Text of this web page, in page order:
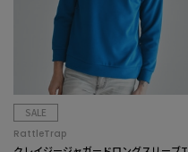
SALE
RattleTrap